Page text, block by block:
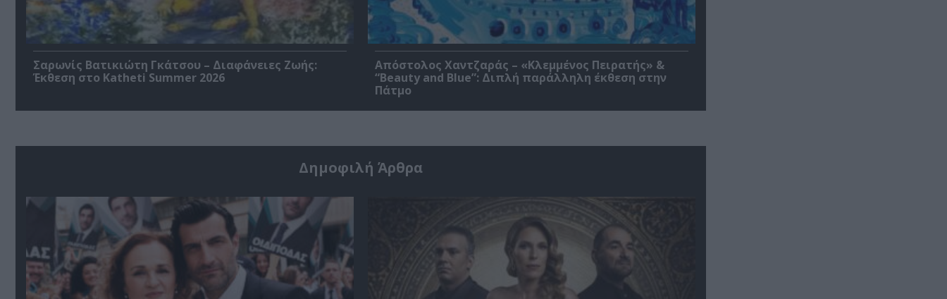
Σαρωνίς Βατικιώτη Γκάτσου – Διαφάνειες Ζωής:
Έκθεση στο Katheti Summer 2026
Απόστολος Χαντζαράς – «Κλεμμένος Πειρατής» &
“Beauty and Blue”: Διπλή παράλληλη έκθεση στην
Πάτμο
Δημοφιλή Άρθρα